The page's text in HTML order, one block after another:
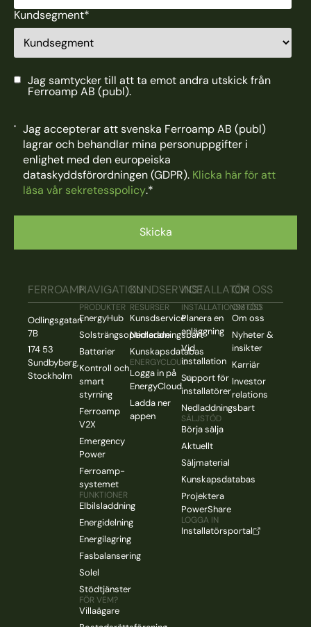
Kundsegment*
Jag samtycker till att ta emot andra utskick från
Ferroamp AB (publ).
Jag accepterar att svenska Ferroamp AB (publ)
lagrar och behandlar mina personuppgifter i
enlighet med den europeiska
dataskyddsförordningen (GDPR). Klicka här för att
läsa vår sekretesspolicy.*
FERROAMP
Odlingsgatan
7B
174 53
Sundbyberg,
Stockholm
NAVIGATION
PRODUKTER
EnergyHub
Solsträngsoptimerare
Batterier
Kontroll och
smart
styrning
Ferroamp
V2X
Emergency
Power
Ferroamp-
systemet
FUNKTIONER
Elbilsladdning
Energidelning
Energilagring
Fasbalansering
Solel
Stödtjänster
FÖR VEM?
Villaägare
KUNDSERVICE
RESURSER
Kunsdservice
Nedladdningsbart
Kunskapsdatabas
ENERGYCLOUD
Logga in på
EnergyCloud
Ladda ner
appen
INSTALLATÖR
INSTALLATIONSSTÖD
Planera en
anläggning
Vid
installation
Support för
installatörer
Nedladdningsbart
SÄLJSTÖD
Börja sälja
Aktuellt
Säljmaterial
Kunskapsdatabas
Projektera
PowerShare
LOGGA IN
Installatörsportal
OM OSS
OM OSS
Om oss
Nyheter &
insikter
Karriär
Investor
relations